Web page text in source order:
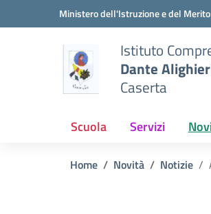
Vai ai contenuti
Vai al menu di navigazioneMinistero dell'Istruzione e del Merito
Istituto
Dante
Caserta
Scuola Servizi
Home Novità Notizie